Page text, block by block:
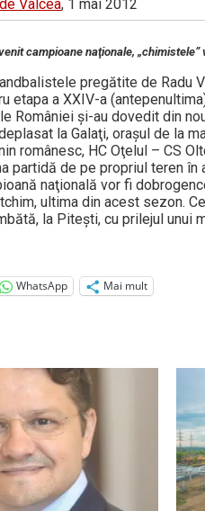
Valcea, 1 mai 2012
campioane naţionale,
pregătite de Radu
etapa a XXIV-a
României şi-au dovedit din
la Galaţi, oraşul de la
românesc, HC Oţelul – CS
partidă de pe propriul teren
naţională vor fi
ultima din acest sezon.
la Piteşti, cu prilejul unui
WhatsApp
Mai mult